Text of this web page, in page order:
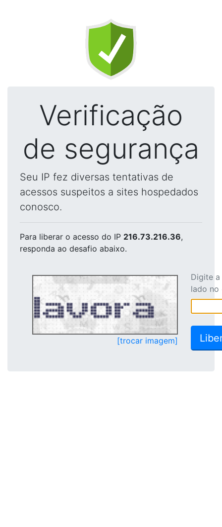
Verificação
de segurança
Seu IP fez diversas tentativas de
acessos suspeitos a sites hospedados
conosco.
Para liberar o acesso do IP 216.73.216.36,
responda ao desafio abaixo.
[trocar imagem]
Digite
lado no